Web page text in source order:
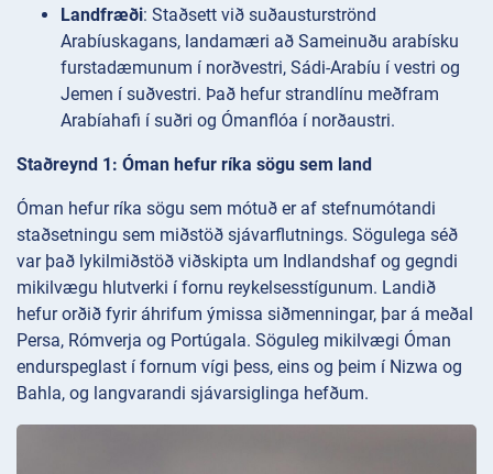
Landfræði: Staðsett við suðausturströnd
Arabíuskagans, landamæri að Sameinuðu arabísku
furstadæmunum í norðvestri, Sádi-Arabíu í vestri og
Jemen í suðvestri. Það hefur strandlínu meðfram
Arabíahafi í suðri og Ómanflóa í norðaustri.
Staðreynd 1: Óman hefur ríka sögu sem land
Óman hefur ríka sögu sem mótuð er af stefnumótandi
staðsetningu sem miðstöð sjávarflutnings. Sögulega séð
var það lykilmiðstöð viðskipta um Indlandshaf og gegndi
mikilvægu hlutverki í fornu reykelsesstígunum. Landið
hefur orðið fyrir áhrifum ýmissa siðmenningar, þar á meðal
Persa, Rómverja og Portúgala. Söguleg mikilvægi Óman
endurspeglast í fornum vígi þess, eins og þeim í Nizwa og
Bahla, og langvarandi sjávarsiglinga hefðum.